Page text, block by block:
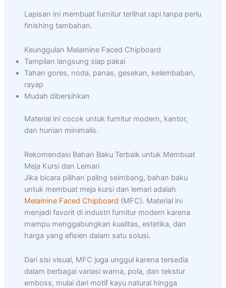
Lapisan ini membuat furnitur terlihat rapi tanpa perlu
finishing tambahan.
Keunggulan Melamine Faced Chipboard
Tampilan langsung siap pakai
Tahan gores, noda, panas, gesekan, kelembaban,
rayap
Mudah dibersihkan
Material ini cocok untuk furnitur modern, kantor,
dan hunian minimalis.
Rekomendasi Bahan Baku Terbaik untuk Membuat
Meja Kursi dan Lemari
Jika bicara pilihan paling seimbang, bahan baku
untuk membuat meja kursi dan lemari adalah
Melamine Faced Chipboard (MFC). Material ini
menjadi favorit di industri furnitur modern karena
mampu menggabungkan kualitas, estetika, dan
harga yang efisien dalam satu solusi.
Dari sisi visual, MFC juga unggul karena tersedia
dalam berbagai variasi warna, pola, dan tekstur
emboss, mulai dari motif kayu natural hingga